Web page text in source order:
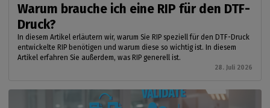
Warum brauche ich eine RIP für den DTF-
Druck?
In diesem Artikel erläutern wir, warum Sie RIP speziell für den DTF-Druck
entwickelte RIP benötigen und warum diese so wichtig ist. In diesem
Artikel erfahren Sie außerdem, was RIP generell ist.
28. Juli 2026